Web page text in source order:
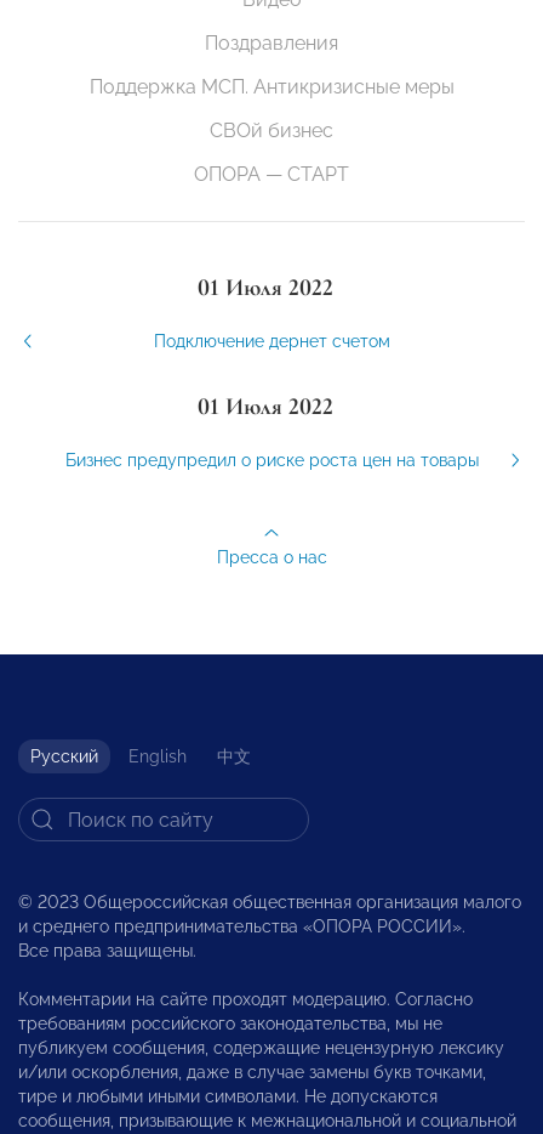
Поздравления
Поддержка МСП. Антикризисные меры
СВОй бизнес
ОПОРА — СТАРТ
01 Июля 2022
Подключение дернет счетом
01 Июля 2022
Бизнес предупредил о риске роста цен на товары
Пресса о нас
Русский English 中文
© 2023 Общероссийская общественная организация малого
и среднего предпринимательства «ОПОРА РОССИИ».
Все права защищены.
Комментарии на сайте проходят модерацию. Согласно
требованиям российского законодательства, мы не
публикуем сообщения, содержащие нецензурную лексику
и/или оскорбления, даже в случае замены букв точками,
тире и любыми иными символами. Не допускаются
сообщения, призывающие к межнациональной и социальной